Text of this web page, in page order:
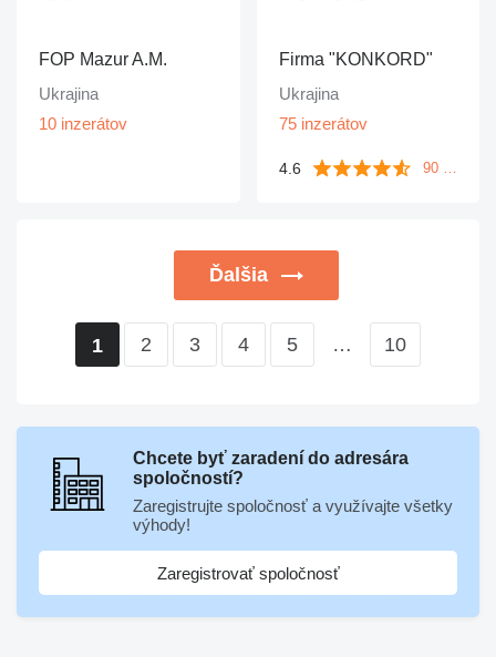
FOP Mazur A.M.
Ukrajina
10 inzerátov
Firma "KONKORD"
Ukrajina
75 inzerátov
4.6 90 recenzií
Ďalšia
1 2 3 4 5 … 10
Chcete byť zaradení do adresára
spoločností?
Zaregistrujte spoločnosť a využívajte všetky
výhody!
Zaregistrovať spoločnosť